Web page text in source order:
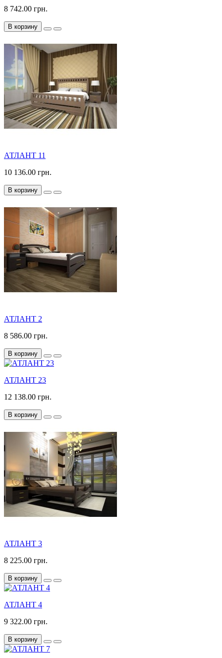
8 742.00 грн.
В корзину
АТЛАНТ 11
10 136.00 грн.
В корзину
АТЛАНТ 2
8 586.00 грн.
В корзину
АТЛАНТ 23
12 138.00 грн.
В корзину
АТЛАНТ 3
8 225.00 грн.
В корзину
АТЛАНТ 4
9 322.00 грн.
В корзину